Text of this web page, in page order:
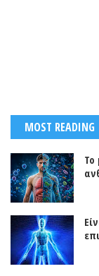
MOST READING
Το